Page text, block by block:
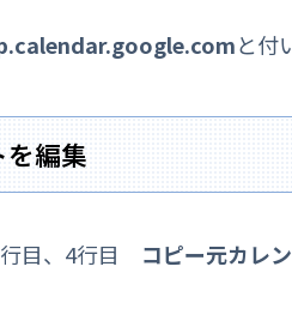
と付
を編集
目、4行目 コピー元カレ